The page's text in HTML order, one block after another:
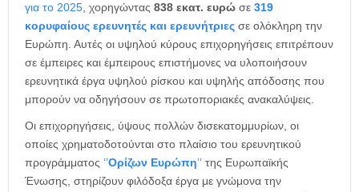
για το 2025 , χορηγώντας 838 εκατ. ευρώ σε 319
κορυφαίους ερευνητές και ερευνήτριες σε ολόκληρη την
Ευρώπη. Αυτές οι υψηλού κύρους επιχορηγήσεις επιτρέπουν
σε έμπειρες και έμπειρους επιστήμονες να υλοποιήσουν
ερευνητικά έργα υψηλού ρίσκου και υψηλής απόδοσης που
μπορούν να οδηγήσουν σε πρωτοποριακές ανακαλύψεις.
Οι επιχορηγήσεις, ύψους πολλών δισεκατομμυρίων, οι
οποίες χρηματοδοτούνται στο πλαίσιο του ερευνητικού
προγράμματος ‘’Ορίζων Ευρώπη’’ της Ευρωπαϊκής
Ένωσης, στηρίζουν φιλόδοξα έργα με γνώμονα την